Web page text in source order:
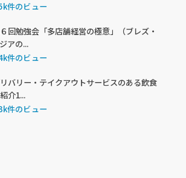
件のビュー
回勉強会「多店舗経営の極意」（ブレズ・
アの...
件のビュー
バリー・テイクアウトサービスのある飲食
介1...
件のビュー